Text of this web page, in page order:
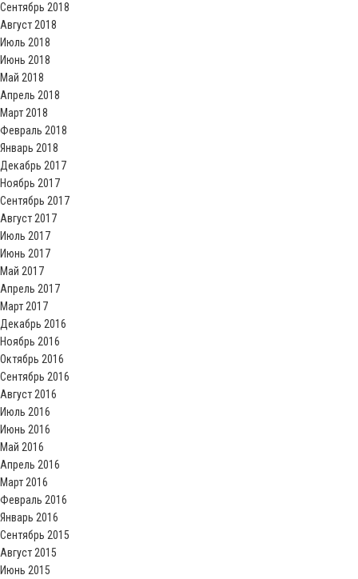
Сентябрь 2018
Август 2018
Июль 2018
Июнь 2018
Май 2018
Апрель 2018
Март 2018
Февраль 2018
Январь 2018
Декабрь 2017
Ноябрь 2017
Сентябрь 2017
Август 2017
Июль 2017
Июнь 2017
Май 2017
Апрель 2017
Март 2017
Декабрь 2016
Ноябрь 2016
Октябрь 2016
Сентябрь 2016
Август 2016
Июль 2016
Июнь 2016
Май 2016
Апрель 2016
Март 2016
Февраль 2016
Январь 2016
Сентябрь 2015
Август 2015
Июнь 2015